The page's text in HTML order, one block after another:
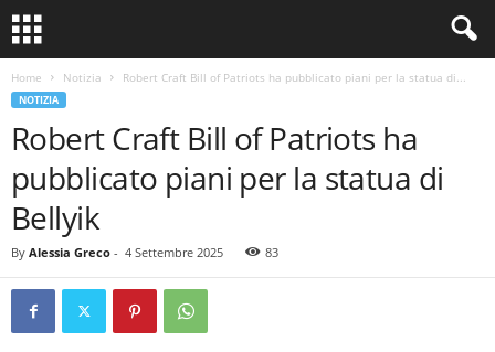
Home Notizia Robert Craft Bill of Patriots ha pubblicato piani per la statua di...
NOTIZIA
Robert Craft Bill of Patriots ha
pubblicato piani per la statua di
Bellyik
By Alessia Greco - 4 Settembre 2025 83